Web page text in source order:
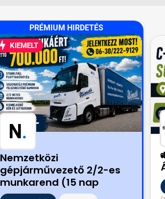
PRÉMIUM HIRDETÉS
KIEMELT
N.
Nemzetközi
gépjárművezető 2/2-es
munkarend (15 nap
munkáért nettó: 700.000